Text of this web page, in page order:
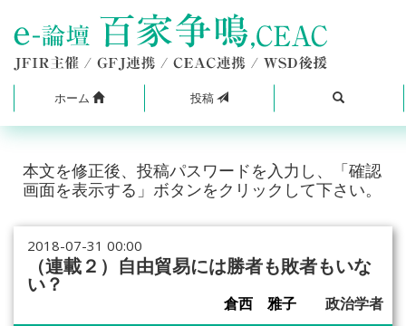
ホーム 投稿
本文を修正後、投稿パスワードを入力し、「確認
画面を表示する」ボタンをクリックして下さい。
2018-07-31 00:00
（連載２）自由貿易には勝者も敗者もいな
い？
倉西 雅子 政治学者